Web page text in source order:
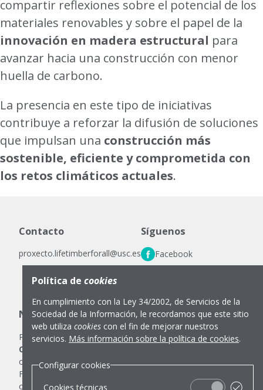
compartir reflexiones sobre el potencial de los
materiales renovables y sobre el papel de la
innovación en madera estructural para
avanzar hacia una construcción con menor
huella de carbono.
La presencia en este tipo de iniciativas
contribuye a reforzar la difusión de soluciones
que impulsan una construcción más
sostenible, eficiente y comprometida con
los retos climáticos actuales.
Contacto
proxecto.lifetimberforall@usc.es
Síguenos
Facebook
Notas legales
Política de cookies Configurar cookies
Cofinanciado por la Unión Europea.
o publicación relacionada con el proyecto LIFE TIMBER
FOR ALL, realizada por los beneficiarios en forma conjunta
o individual en cualquier formato y empleando cualquier
Política de cookies
En cumplimiento con la Ley 34/2002, de Servicios de la
Sociedad de la Información, le recordamos que este sitio
web utiliza cookies con el fin de mejorar nuestros
servicios. Más información sobre la política de cookies.
Configurar cookies
Cookies técnicas